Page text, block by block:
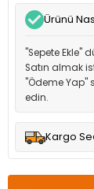
Ürünü
"Sepete Ekle"
Satın almak
"Ödeme Yap"
edin.
Kargo